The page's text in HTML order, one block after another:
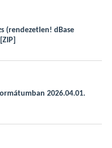
(rendezetlen! dBase
[ZIP]
2026.04.01.